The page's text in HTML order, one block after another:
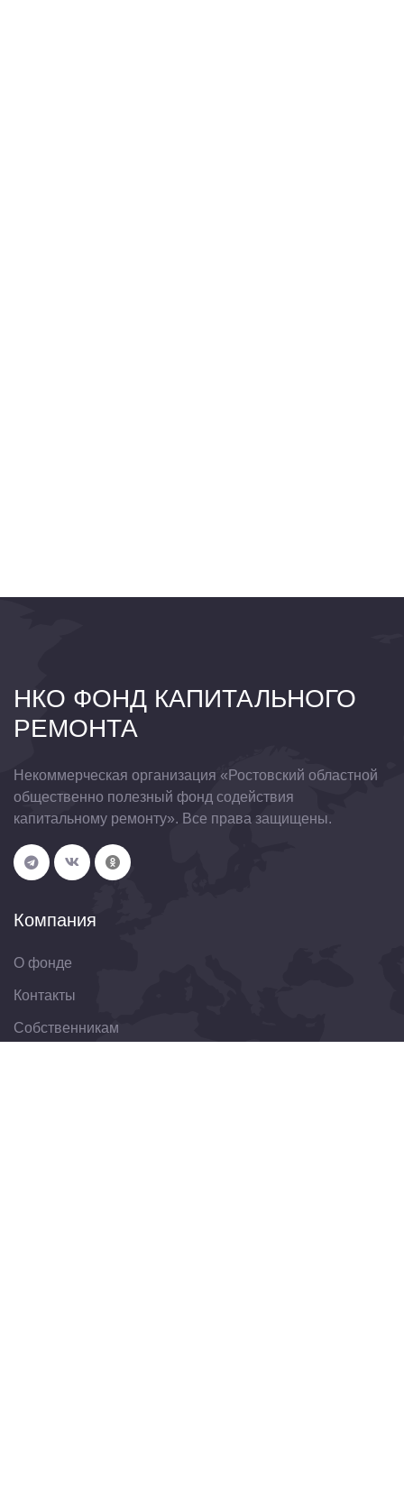
НКО ФОНД КАПИТАЛЬНОГО
РЕМОНТА
Некоммерческая организация «Ростовский областной
общественно полезный фонд содействия
капитальному ремонту». Все права защищены.
Компания
О фонде
Контакты
Собственникам